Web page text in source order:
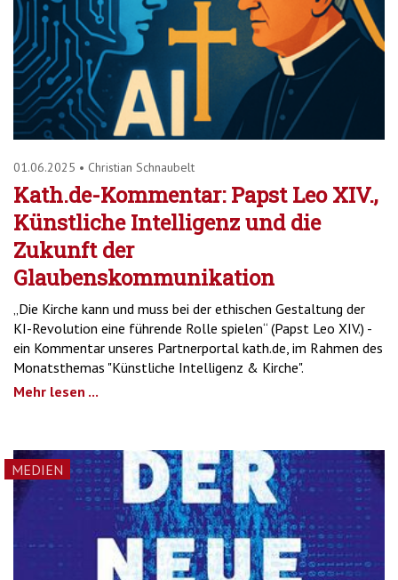
01.06.2025 • Christian Schnaubelt
Kath.de-Kommentar: Papst Leo XIV.,
Künstliche Intelligenz und die
Zukunft der
Glaubenskommunikation
„Die Kirche kann und muss bei der ethischen Gestaltung der
KI-Revolution eine führende Rolle spielen“ (Papst Leo XIV.) -
ein Kommentar unseres Partnerportal kath.de, im Rahmen des
Monatsthemas "Künstliche Intelligenz & Kirche".
Mehr lesen ...
MEDIEN